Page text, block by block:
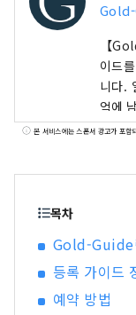
【
이드
니다.
억에
을 전
본 서비스에는 스폰서 광고가 포함
목차
Gold-Guide
등록 가이드
예약 방법